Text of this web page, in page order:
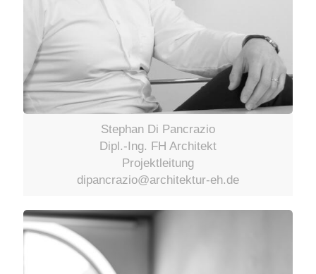
Stephan Di Pancrazio
Dipl.-Ing. FH Architekt
Projektleitung
dipancrazio@architektur-eh.de